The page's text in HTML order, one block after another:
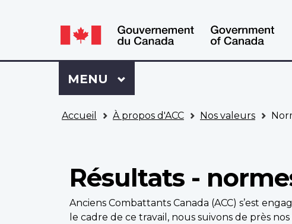
Language
switcher
Language
switcher
Se
connecter
à
Dossier
Menu
MENU PRINCIPAL
Accueil À propos d'ACC Nos valeurs
Résultats -
Anciens Combattants Canada (ACC) s’est
le cadre de ce travail, nous suivons de près